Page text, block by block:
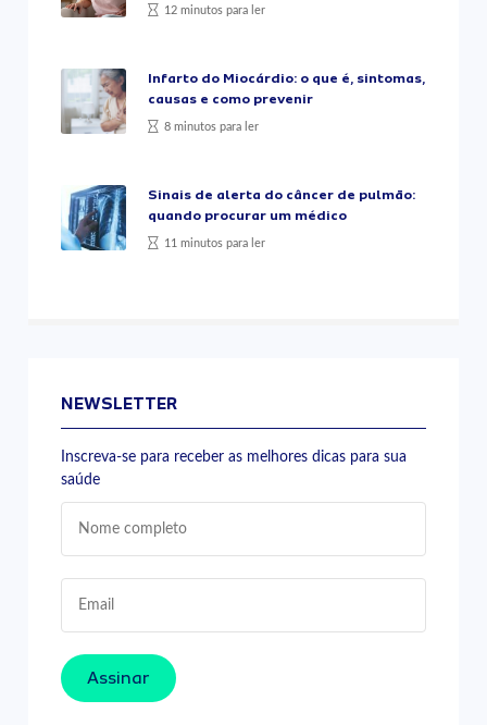
12 minutos para ler
Infarto do Miocárdio: o que é, sintomas,
causas e como prevenir
8 minutos para ler
Sinais de alerta do câncer de pulmão:
quando procurar um médico
11 minutos para ler
NEWSLETTER
Inscreva-se para receber as melhores dicas para sua
saúde
Assinar